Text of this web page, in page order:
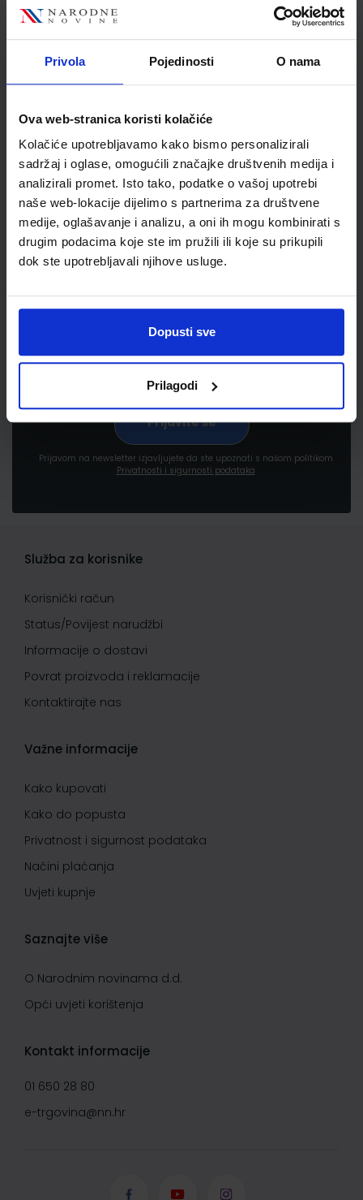
Privola Pojedinosti O nama
Ova web-stranica koristi kolačiće
Kolačiće upotrebljavamo kako bismo personalizirali
sadržaj i oglase, omogućili značajke društvenih medija i
analizirali promet. Isto tako, podatke o vašoj upotrebi
naše web-lokacije dijelimo s partnerima za društvene
medije, oglašavanje i analizu, a oni ih mogu kombinirati s
drugim podacima koje ste im pružili ili koje su prikupili
dok ste upotrebljavali njihove usluge.
Dopusti sve
Prilagodi
Šifra proizvoda
Jedinična mjera
kom
Newsletter prijava
proizvodima i uslugama, akcijama i drugim
Prijavom na newsletter izjavljujete da ste upoznati s našom politikom
Privatnosti i sigurnosti podataka
Služba za korisnike
Korisnički račun
Status/Povijest narudžbi
Informacije o dostavi
Povrat proizvoda i reklamacije
Kontaktirajte nas
Važne informacije
Kako kupovati
Kako do popusta
Privatnost i sigurnost podataka
Načini plaćanja
Uvjeti kupnje
Saznajte više
O Narodnim novinama d.d.
Opći uvjeti korištenja
Kontakt informacije
01 650 28 80
e-trgovina@nn.hr